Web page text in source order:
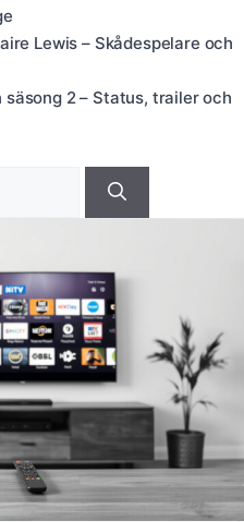
Lewis – Skådespelare och
säsong 2 – Status, trailer och